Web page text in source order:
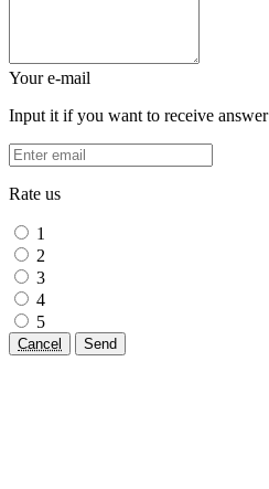
Your e-mail
Input it if you want to receive answer
Rate us
1
2
3
4
5
Cancel Send